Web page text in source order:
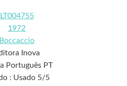
LT004755
1972
Boccaccio
Inova
Português PT
: Usado 5/5